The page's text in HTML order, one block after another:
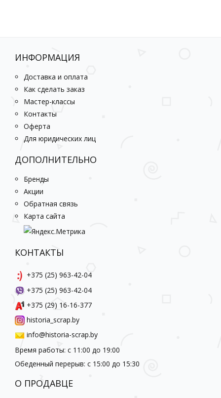
ИНФОРМАЦИЯ
Доставка и оплата
Как сделать заказ
Мастер-классы
Контакты
Оферта
Для юридических лиц
ДОПОЛНИТЕЛЬНО
Бренды
Акции
Обратная связь
Карта сайта
КОНТАКТЫ
+375 (25) 963-42-04
+375 (25) 963-42-04
+375 (29) 16-16-377
historia_scrap.by
info@historia-scrap.by
Время работы: с 11:00 до 19:00
Обеденный перерыв: с 15:00 до 15:30
О ПРОДАВЦЕ